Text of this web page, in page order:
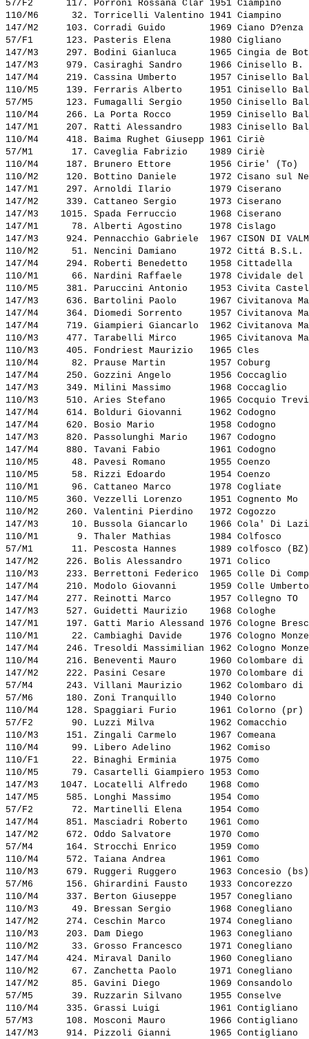
57/F2      117. Porroni Rossana Clar 1951 Ciampino
110/M6      32. Torricelli Valentino 1941 Ciampino
147/M2     103. Corradi Guido
1969 Ciano
57/F1      123. Pasteris Elena
1980 Cigliano
147/M3     297. Bodini Gianluca
1965 Cingia de
147/M3     979. Casiraghi Sandro
1966 Cinisello
147/M4     219. Cassina Umberto
1957 Cinisello
110/M5     139. Ferraris Alberto
1951 Cinisello
57/M5      123. Fumagalli Sergio
1950 Cinisello
110/M4     266. La Porta Rocco
1959 Cinisello
147/M1     207. Ratti Alessandro
1983 Cinisello
110/M4     418. Baima Rughet Giusepp 1961 Ciriè
57/M1       17. Caveglia Fabrizio
1989 Ciriè
110/M4     187. Brunero Ettore
1956 Cirie'
110/M2     120. Bottino Daniele
1972 Cisano sul
147/M1     297. Arnoldi Ilario
1979 Ciserano
147/M2     339. Cattaneo Sergio
1973 Ciserano
147/M3    1015. Spada Ferruccio
1968 Ciserano
147/M1      78. Alberti Agostino
1978 Cislago
147/M3     924. Pennacchio Gabriele
1967 CISON DI
110/M2      51. Nencini Damiano
1972 Cittá
147/M4     294. Roberti Benedetto
1958 Cittadella
110/M1      66. Nardini Raffaele
1978 Cividale
110/M5     381. Paruccini Antonio
1953 Civita
147/M3     636. Bartolini Paolo
1967 Civitanova
147/M4     364. Diomedi Sorrento
1957 Civitanova
147/M4     719. Giampieri Giancarlo
1962 Civitanova
110/M3     477. Tarabelli Mirco
1965 Civitanova
110/M3     405. Fondriest Maurizio
1965 Cles
110/M4      82. Prause Martin
1957 Coburg
147/M4     250. Gozzini Angelo
1956 Coccaglio
147/M3     349. Milini Massimo
1968 Coccaglio
110/M3     510. Aries Stefano
1965 Cocquio
147/M4     614. Bolduri Giovanni
1962 Codogno
147/M4     620. Bosio Mario
1958 Codogno
147/M3     820. Passolunghi Mario
1967 Codogno
147/M4     880. Tavani Fabio
1961 Codogno
110/M5      48. Pavesi Romano
1955 Coenzo
110/M5      58. Rizzi Edoardo
1954 Coenzo
110/M1      96. Cattaneo Marco
1978 Cogliate
110/M5     360. Vezzelli Lorenzo
1951 Cognento
110/M2     260. Valentini Pierdino
1972 Cogozzo
147/M3      10. Bussola Giancarlo
1966 Cola' Di
110/M1       9. Thaler Mathias
1984 Colfosco
57/M1       11. Pescosta Hannes
1989 colfosco
147/M2     226. Bolis Alessandro
1971 Colico
110/M3     233. Berrettoni Federico
1965 Colle Di
147/M4     210. Modolo Giovanni
1959 Colle
147/M4     277. Reinotti Marco
1957 Collegno
147/M3     527. Guidetti Maurizio
1968 Cologhe
147/M1     197. Gatti Mario Alessand 1976 Cologne
110/M1      22. Cambiaghi Davide
1976 Cologno
147/M4     246. Tresoldi Massimilian 1962 Cologno
110/M4     216. Beneventi Mauro
1960
147/M2     222. Pasini Cesare
1970
57/M4      243. Villani Maurizio
1962
57/M6      180. Zoni Tranquillo
1940 Colorno
110/M4     128. Spaggiari Furio
1961 Colorno
57/F2       90. Luzzi Milva
1962
110/M3     151. Zingali Carmelo
1967 Comeana
110/M4      99. Libero Adelino
1962 Comiso
110/F1      22. Binaghi Erminia
1975 Como
110/M5      79. Casartelli Giampiero 1953 Como
147/M3    1047. Locatelli Alfredo
1968 Como
147/M5     585. Longhi Massimo
1954 Como
57/F2       72. Martinelli Elena
1954 Como
147/M4     851. Masciadri Roberto
1961 Como
147/M2     672. Oddo Salvatore
1970 Como
57/M4      164. Strocchi Enrico
1959 Como
110/M4     572. Taiana Andrea
1961 Como
110/M3     679. Ruggeri Ruggero
1963 Concesio
57/M6      156. Ghirardini Fausto
1933
110/M4     337. Berton Giuseppe
1957
110/M3      49. Bressan Sergio
1968
147/M2     274. Ceschin Marco
1974
110/M3     203. Dam Diego
1963
110/M2      33. Grosso Francesco
1971
147/M4     424. Miraval Danilo
1960
110/M2      67. Zanchetta Paolo
1971
147/M2      85. Gavini Diego
1969
57/M5       39. Ruzzarin Silvano
1955 Conselve
110/M4     335. Grassi Luigi
1961
57/M3      108. Mosconi Mauro
1966
147/M3     914. Pizzoli Gianni
1965